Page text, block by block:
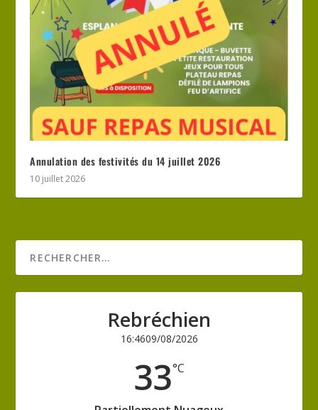
Annulation des festivités du 14 juillet 2026
10 juillet 2026
Rebréchien
16:4609/08/2026
33°C